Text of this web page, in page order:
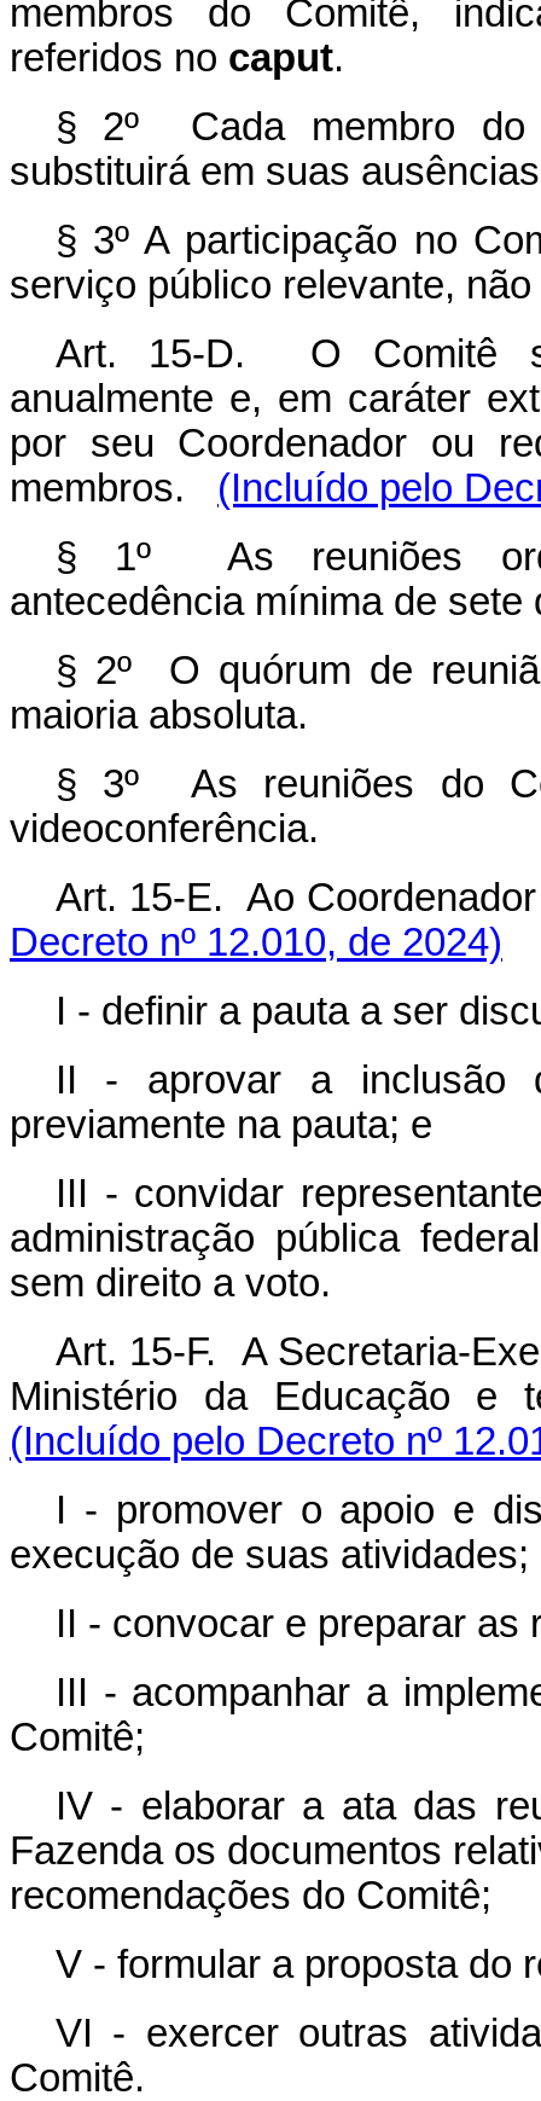
membros do Comitê,
referidos no caput.
§ 2º Cada membro do
substituirá em suas
§ 3º A participação no
serviço público relevante,
Art. 15-D. O Comitê
anualmente e, em caráter
por seu Coordenador ou
membros.
(Incluído pelo
§ 1º As reuniões
antecedência mínima de sete
§ 2º O quórum de
maioria absoluta.
§ 3º As reuniões do
videoconferência.
Art. 15-E. Ao
Decreto nº 12.010, de 2024)
I - definir a pauta a ser
II - aprovar a inclusão
previamente na pauta; e
III - convidar
administração pública
sem direito a voto.
Art. 15-F. A Secretaria-
Ministério da Educação e
(Incluído pelo Decreto nº
I - promover o apoio e
execução de suas atividades;
II - convocar e preparar as
III - acompanhar a
Comitê;
IV - elaborar a ata das
Fazenda os documentos
recomendações do Comitê;
V - formular a proposta do
VI - exercer outras
Comitê.